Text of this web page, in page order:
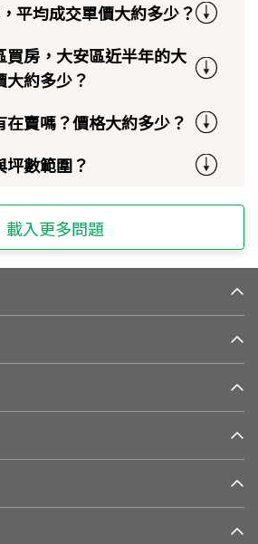
平均成交單價大約多少？
買房，大安區近半年的大
約多少？
賣嗎？價格大約多少？
數範圍？
載入更多問題